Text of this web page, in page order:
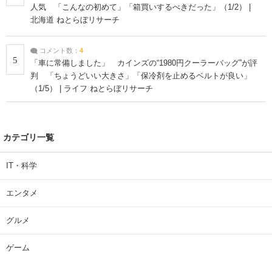
人気 「こんなの初めて」「箱買いするべきだった」（1/2） |
北海道 ねとらぼリサーチ
5
コメント数： 4
「車に常備しました」 カインズの“1980円クーラーバッグ”が評
判 「ちょうどいい大きさ」「保冷剤を止めるベルトが良い」
（1/5） | ライフ ねとらぼリサーチ
カテゴリ一覧
IT・科学
エンタメ
グルメ
ゲーム